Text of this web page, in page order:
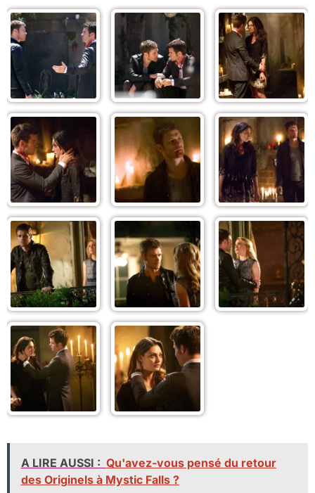
A LIRE AUSSI : Qu'avez-vous pensé du retour
des Originels à Mystic Falls ?